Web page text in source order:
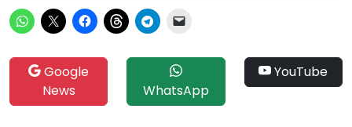
Google
News
WhatsApp
YouTube